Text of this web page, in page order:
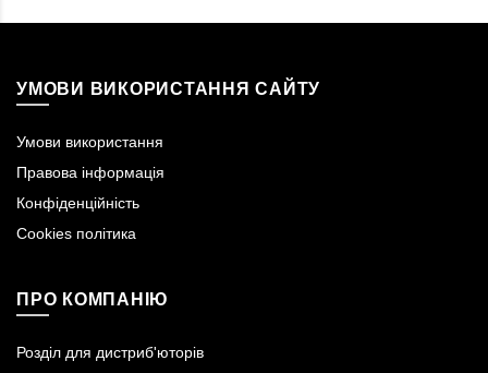
УМОВИ ВИКОРИСТАННЯ САЙТУ
Умови використання
Правова інформація
Конфіденційність
Cookies політика
ПРО КОМПАНІЮ
Розділ для дистриб'юторів